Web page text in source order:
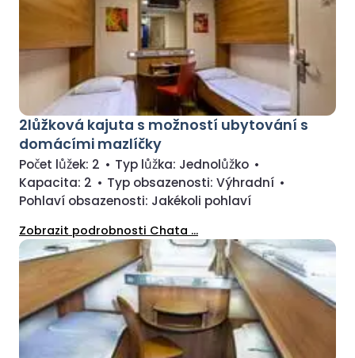
2lůžková kajuta s možností ubytování s
domácími mazlíčky
Počet lůžek: 2 • Typ lůžka: Jednolůžko •
Kapacita: 2 • Typ obsazenosti:Výhradní •
Pohlaví obsazenosti: Jakékoli pohlaví
Zobrazit podrobnosti Chata ...